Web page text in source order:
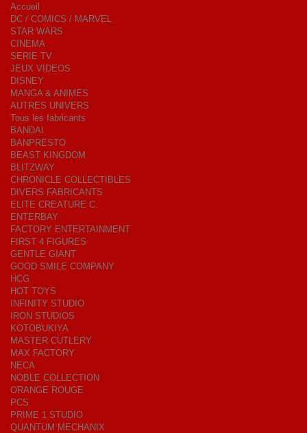
Accueil
DC / COMICS / MARVEL
STAR WARS
CINEMA
SERIE TV
JEUX VIDEOS
DISNEY
MANGA & ANIMES
AUTRES UNIVERS
Tous les fabricants
BANDAI
BANPRESTO
BEAST KINGDOM
BLITZWAY
CHRONICLE COLLECTIBLES
DIVERS FABRICANTS
ELITE CREATURE C.
ENTERBAY
FACTORY ENTERTAINMENT
FIRST 4 FIGURES
GENTLE GIANT
GOOD SMILE COMPANY
HCG
HOT TOYS
INFINITY STUDIO
IRON STUDIOS
KOTOBUKIYA
MASTER CUTLERY
MAX FACTORY
NECA
NOBLE COLLECTION
ORANGE ROUGE
PCS
PRIME 1 STUDIO
QUANTUM MECHANIX